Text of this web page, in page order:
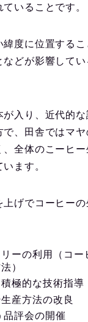
いることです。
度に位置する
などが影響して
入り、近代的な
で、田舎ではマ
、全体のこーヒ
ます。
上げでコーヒー
ーの利用（コ
）
極的な技術指導
産方法の改良
評会の開催